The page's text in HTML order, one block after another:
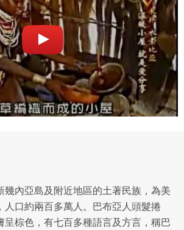
幾內亞島及附近地區的土著民族，為美
人口約兩百多萬人。巴布亞人頭髮捲
呈棕色，有七百多種語言及方言，稱巴